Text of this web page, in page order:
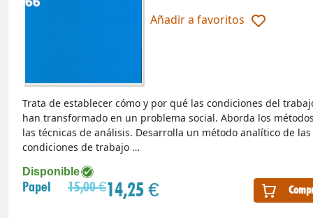
Añadir a favoritos
Disponible
Papel 15,00 €14,25 €
Trata de establecer cómo y por qué las condiciones del
han transformado en un problema social. Aborda los
las técnicas de análisis. Desarrolla un método analítico de las
condiciones de trabajo …